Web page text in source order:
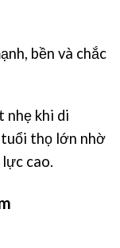
bền và chắc
nhẹ khi di
tuổi thọ lớn nhờ
cao.